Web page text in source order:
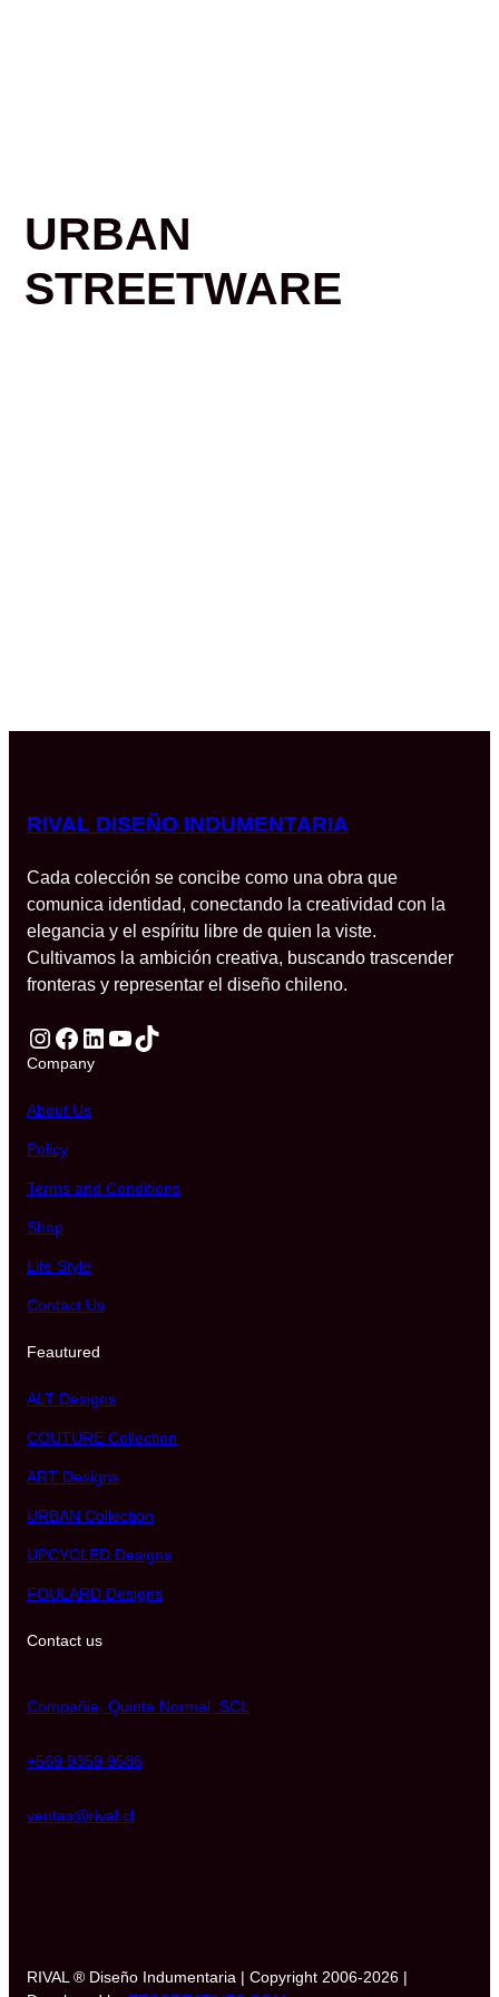
URBAN
STREETWARE
RIVAL DISEÑO INDUMENTARIA
Cada colección se concibe como una obra que
comunica identidad, conectando la creatividad con la
elegancia y el espíritu libre de quien la viste.
Cultivamos la ambición creativa, buscando trascender
fronteras y representar el diseño chileno.
Instagram Facebook LinkedIn YouTube TikTok
Company
About Us
Policy
Terms and Conditions
Shop
Life Style
Contact Us
Feautured
ALT Designs
COUTURE Collection
ART Designs
URBAN Collection
UPCYCLED Designs
FOULARD Designs
Contact us
Compañia, Quinta Normal, SCL
+569 9359 9586
ventas@rival.cl
RIVAL ® Diseño Indumentaria | Copyright 2006-2026 |